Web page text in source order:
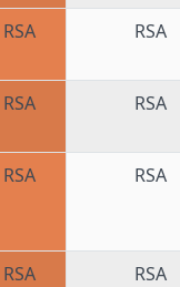
RSA RSA
RSA RSA
RSA RSA
RSA RSA